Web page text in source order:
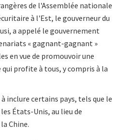
de l'Assemblée nationale
à l'Est, le gouverneur du
a appelé le gouvernement
« gagnant-gagnant »
en vue de promouvoir une
profite à tous, y compris à la
inclure certains pays, tels que le
États-Unis, au lieu de
Chine.